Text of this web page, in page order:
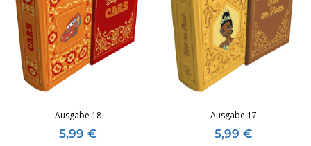
Ausgabe 18
5,99 €
Ausgabe 17
5,99 €